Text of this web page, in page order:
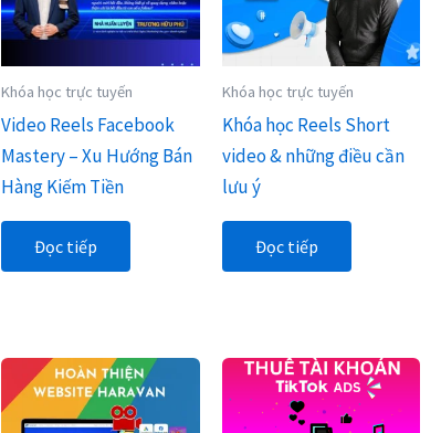
Khóa học trực tuyến
Video Reels Facebook
Mastery – Xu Hướng Bán
Hàng Kiếm Tiền
Đọc tiếp
Khóa học trực tuyến
Khóa học Reels Short
video & những điều cần
lưu ý
Đọc tiếp